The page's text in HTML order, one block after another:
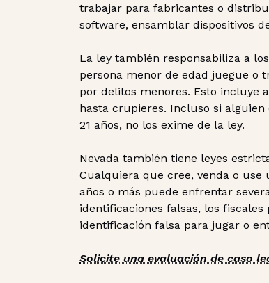
trabajar para fabricantes o
software, ensamblar dispositivos
La ley también responsabiliza a
persona menor de edad juegue o
por delitos menores. Esto incluye
hasta crupieres. Incluso si
21 años, no los exime de la ley.
Nevada también tiene leyes
Cualquiera que cree, venda o
años o más puede enfrentar
identificaciones falsas, los
identificación falsa para jugar o
Solicite una evaluación de caso